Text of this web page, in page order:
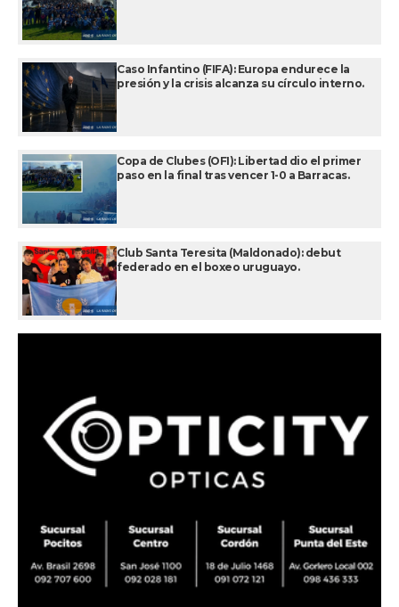
Caso Infantino (FIFA): Europa endurece la
presión y la crisis alcanza su círculo interno.
Copa de Clubes (OFI): Libertad dio el primer
paso en la final tras vencer 1-0 a Barracas.
Club Santa Teresita (Maldonado): debut
federado en el boxeo uruguayo.